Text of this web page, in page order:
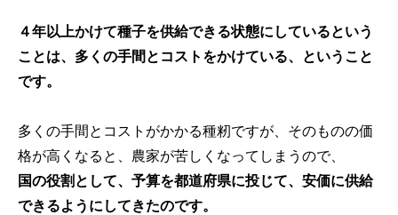
４年以上かけて種子を供給できる状態にしているという
ことは、多くの手間とコストをかけている、ということ
です。
多くの手間とコストがかかる種籾ですが、そのものの価
格が高くなると、農家が苦しくなってしまうので、
国の役割として、予算を都道府県に投じて、安価に供給
できるようにしてきたのです。